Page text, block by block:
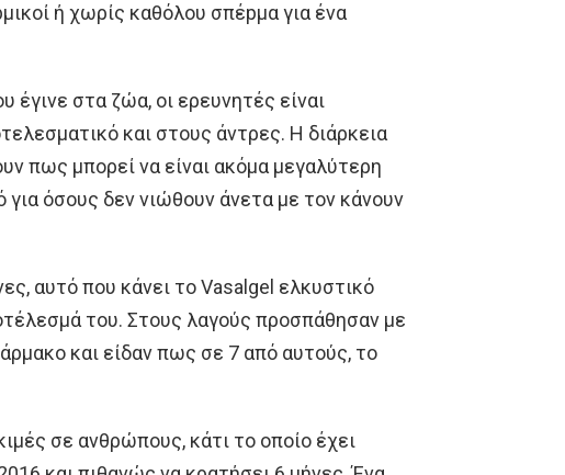
ή χωρίς καθόλου σπέpμα για ένα
έγινε στα ζώα, οι ερευνητές είναι
και στους άντρες. Η διάρκεια
πως μπορεί να είναι ακόμα μεγαλύτερη
για όσους δεν νιώθουν άνετα με τον κάνουν
αυτό που κάνει το Vasalgel ελκυστικό
του. Στους λαγούς προσπάθησαν με
και είδαν πως σε 7 από αυτούς, το
σε ανθρώπους, κάτι το οποίο έχει